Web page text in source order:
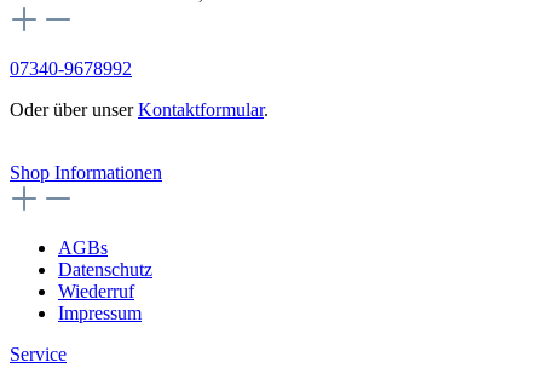
07340-9678992
Oder über unserKontaktformular.
Shop Informationen
AGBs
Datenschutz
Wiederruf
Impressum
Service